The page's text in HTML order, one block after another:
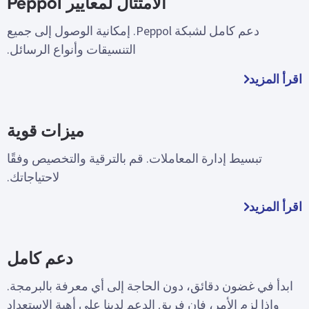
الامتثال لمعايير Peppol
دعم كامل لشبكة Peppol. إمكانية الوصول إلى جميع
التنسيقات وأنواع الرسائل.
اقرأ المزيد
ميزات قوية
تبسيط إدارة المعاملات. قم بالترقية والتخصيص وفقًا
لاحتياجاتك.
اقرأ المزيد
دعم كامل
ابدأ في غضون دقائق، دون الحاجة إلى أي معرفة بالبرمجة.
وإذا لزم الأمر، فإن فريق الدعم لدينا على أهبة الاستعداد